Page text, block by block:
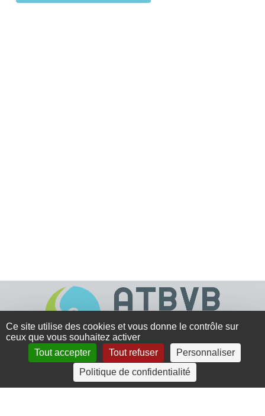
4 rue Crec’h-Ugen
22810 Belle Isle en Terre
Ce site utilise des cookies et vous donne le contrôle sur
ceux que vous souhaitez activer
Tout accepter
Tout refuser
Personnaliser
Politique de confidentialité